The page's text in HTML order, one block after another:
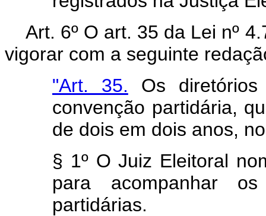
Art. 6º O art. 35 da Lei nº
vigorar com a seguinte
"Art. 35. Os
convenção partidária,
de dois em dois anos,
§ 1º O Juiz Eleitoral
para acompanhar
partidárias.